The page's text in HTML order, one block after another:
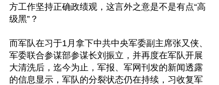
方工作坚持正确政绩观，这言外之意是不是有点“高
级黑”？
而军队在习于1月拿下中共中央军委副主席张又侠、
军委联合参谋部参谋长刘振立，并再度在军队开展
大清洗后，迄今为止，军报、军网刊发的新闻透露
的信息显示，军队的分裂状态仍在持续，习收复军